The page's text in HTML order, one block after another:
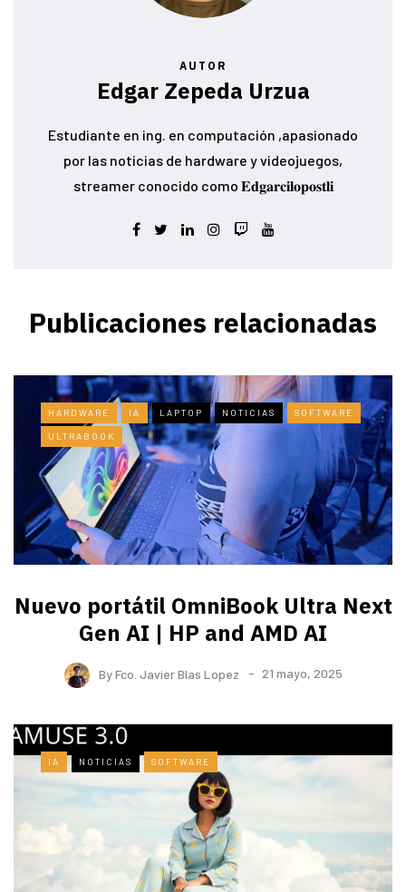
AUTOR
Edgar Zepeda Urzua
Estudiante en ing. en computación ,apasionado
por las noticias de hardware y videojuegos,
streamer conocido como 𝐄𝐝𝐠𝐚𝐫𝐜𝐢𝐥𝐨𝐩𝐨𝐬𝐭𝐥𝐢
Publicaciones relacionadas
HARDWARE IA LAPTOP NOTICIAS SOFTWARE
ULTRABOOK
Nuevo portátil OmniBook Ultra ​Next
Gen AI | HP and AMD AI
ByFco. Javier Blas Lopez 21 mayo, 2025
IA NOTICIAS SOFTWARE